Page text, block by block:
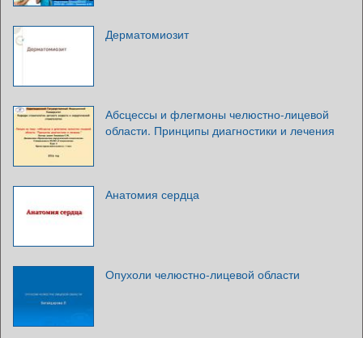
Дерматомиозит
Абсцессы и флегмоны челюстно-лицевой
области. Принципы диагностики и лечения
Анатомия сердца
Опухоли челюстно-лицевой области